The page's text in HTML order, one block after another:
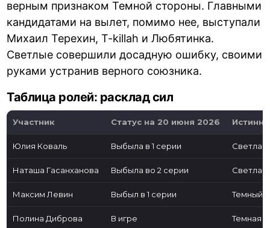
верным признаком Темной стороны. Главными
кандидатами на вылет, помимо нее, выступали
Михаил Терехин, T-killah и Любятинка.
Светлые совершили досадную ошибку, своими
руками устранив верного союзника.
Таблица ролей: расклад сил
Участник Статус на 20 июня 2026
Юлия Коваль Выбыла в 1 серии Светлая
Наташа Гасанханова Выбыла во 2 серии Светлая
Максим Левин Выбыл в 1 серии Темный
Полина Диброва В игре Темная